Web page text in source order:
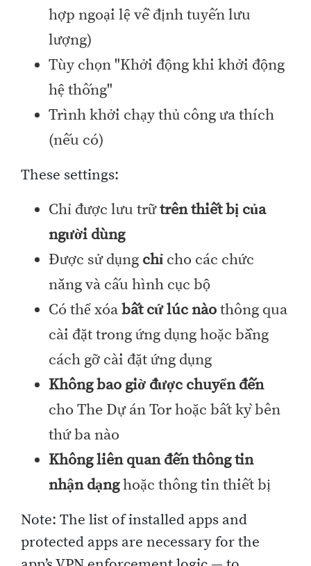
hợp ngoại lệ về định tuyến lưu
lượng)
Tùy chọn "Khởi động khi khởi động
hệ thống"
Trình khởi chạy thủ công ưa thích
(nếu có)
These settings:
Chỉ được lưu trữtrên thiết bị của
người dùng
Được sử dụng chỉ cho các chức
năng và cấu hình cục bộ
Có thể xóabất cứ lúc nàothông qua
cài đặt trong ứng dụng hoặc bằng
cách gỡ cài đặt ứng dụng
Không bao giờ được chuyển đến
cho The Dự án Tor hoặc bất kỳ bên
thứ ba nào
Không liên quan đến thông tin
nhận dạnghoặc thông tin thiết bị
Note: The list of installed apps and
protected apps are necessary for the